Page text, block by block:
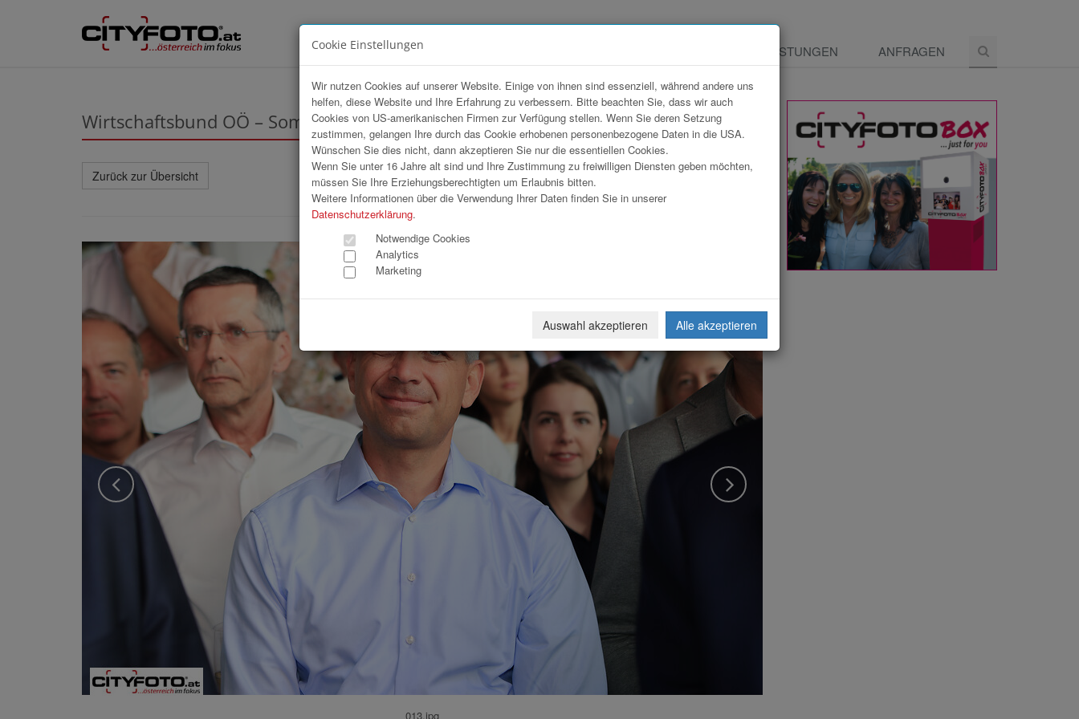
LEISTUNGEN ANFRAGEN
Wirtschaftsbund OÖ – Sommerfest 2026
Zurück zur Übersicht Download Weiterleiten
013.jpg
Cookie Einstellungen
Wir nutzen Cookies auf unserer Website. Einige von ihnen sind essenziell, während andere uns
helfen, diese Website und Ihre Erfahrung zu verbessern. Bitte beachten Sie, dass wir auch
Cookies von US-amerikanischen Firmen zur Verfügung stellen. Wenn Sie deren Setzung
zustimmen, gelangen Ihre durch das Cookie erhobenen personenbezogene Daten in die USA.
Wünschen Sie dies nicht, dann akzeptieren Sie nur die essentiellen Cookies.
Wenn Sie unter 16 Jahre alt sind und Ihre Zustimmung zu freiwilligen Diensten geben möchten,
müssen Sie Ihre Erziehungsberechtigten um Erlaubnis bitten.
Weitere Informationen über die Verwendung Ihrer Daten finden Sie in unserer
Datenschutzerklärung.
Notwendige Cookies
Analytics
Marketing
Auswahl akzeptieren Alle akzeptieren